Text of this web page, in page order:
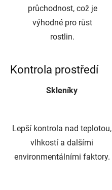
průchodnost, což je
výhodné pro růst
rostlin.
Kontrola prostředí
Skleníky
Lepší kontrola nad teplotou,
vlhkostí a dalšími
environmentálními faktory.